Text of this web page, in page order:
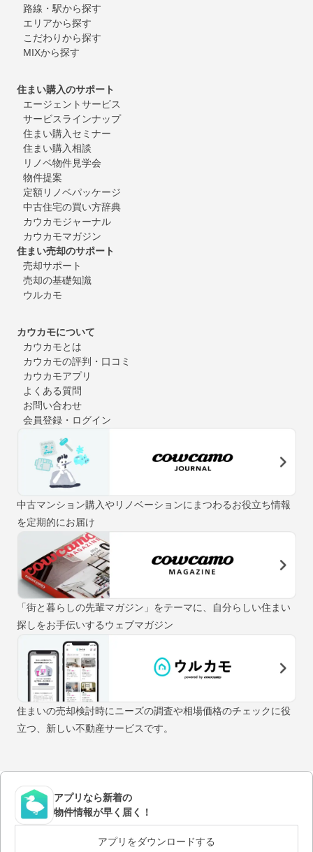
路線・駅から探す
エリアから探す
こだわりから探す
MIXから探す
住まい購入のサポート
エージェントサービス
サービスラインナップ
住まい購入セミナー
住まい購入相談
リノベ物件見学会
物件提案
定額リノベパッケージ
中古住宅の買い方辞典
カウカモジャーナル
カウカモマガジン
住まい売却のサポート
売却サポート
売却の基礎知識
ウルカモ
カウカモについて
カウカモとは
カウカモの評判・口コミ
カウカモアプリ
よくある質問
お問い合わせ
会員登録・ログイン
中古マンション購入やリノベーションにまつわるお役立ち情報
を定期的にお届け
「街と暮らしの先輩マガジン」をテーマに、自分らしい住まい
探しをお手伝いするウェブマガジン
住まいの売却検討時にニーズの調査や相場価格のチェックに役
立つ、新しい不動産サービスです。
アプリなら新着の
物件情報が早く届く！
アプリをダウンロードする